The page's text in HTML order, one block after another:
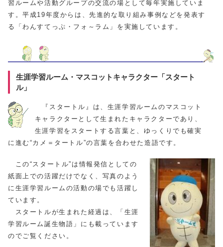
習ルームや活動グループの交流の場として毎年実施していま
す。平成19年度からは、先進的な取り組み事例などを発表す
る「わんすてっぷ・フォ～ラム」を実施しています。
生涯学習ルーム・マスコットキャラクター「スタート
ル」
『スタートル』は、生涯学習ルームのマスコット
キャラクターとして生まれたキャラクターであり、
生涯学習をスタートする言葉と、ゆっくりでも確実
に進む“カメ＝タートル”の言葉を合わせた造語です。
この“スタートル”は情報発信としての
紙面上での活躍だけでなく、写真のよう
に生涯学習ルームの活動の場でも活躍し
ています。
スタートルが生まれた経過は、「生涯
学習ルーム誕生物語」にも載っています
のでご覧ください。